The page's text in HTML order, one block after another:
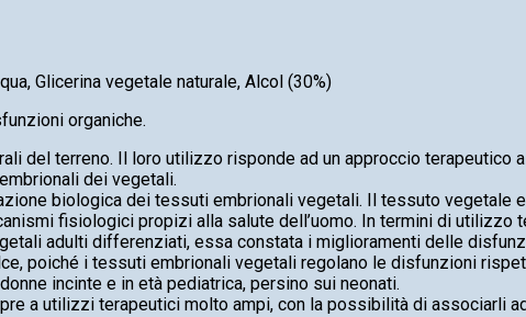
Glicerina vegetale naturale, Alcol (30%)
organiche.
del terreno. Il loro utilizzo risponde ad un approccio
dei vegetali.
biologica dei tessuti embrionali vegetali. Il tessuto vegetale
fisiologici propizi alla salute dell’uomo. In termini di utilizzo
adulti differenziati, essa constata i miglioramenti delle
poiché i tessuti embrionali vegetali regolano le disfunzioni
incinte e in età pediatrica, persino sui neonati.
a utilizzi terapeutici molto ampi, con la possibilità di associarli